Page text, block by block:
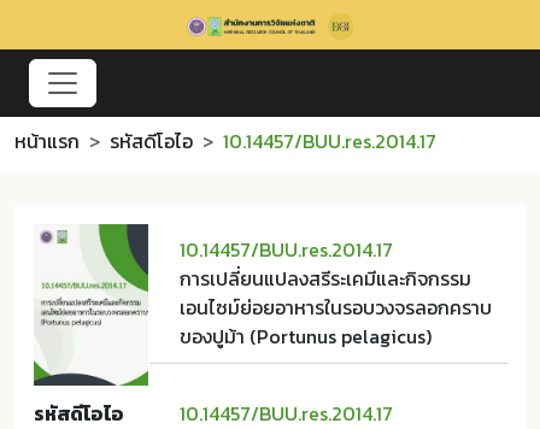
หน้าแรก รหัสดีโอไอ 10.14457/BUU.res.2014.17
10.14457/BUU.res.2014.17
การเปลี่ยนแปลงสรีระเคมีและกิจกรรม
เอนไซม์ย่อยอาหารในรอบวงจรลอกคราบ
ของปูม้า (Portunus pelagicus)
รหัสดีโอไอ 10.14457/BUU.res.2014.17